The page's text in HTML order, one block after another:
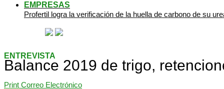
EMPRESAS
Profertil logra la verificación de la huella de carbono de su
ENTREVISTA
Balance 2019 de trigo,
Print Correo Electrónico